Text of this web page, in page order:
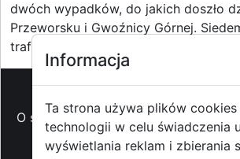
dwóch wypadków, do jakich doszło
Przeworsku i Gwoźnicy Górnej.
trafiło do...
O strzyzowiak.pl-Reklama-Pomoc
medialny - Prawa autorskie-
kontakt -Współpraca z
Informacja
Ta strona używa plików
technologii w celu świadczenia
wyświetlania reklam i zbierania